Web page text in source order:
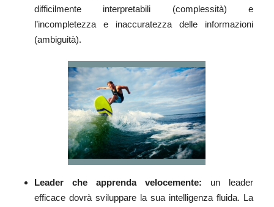
difficilmente interpretabili (complessità) e
l’incompletezza e inaccuratezza delle informazioni
(ambiguità).
Leader che apprenda velocemente: un leader
efficace dovrà sviluppare la sua intelligenza fluida. La